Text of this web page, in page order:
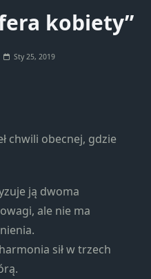
kobiety”
Sty 25, 2019
chwili obecnej, gdzie
ją dwoma
ale nie ma
sił w trzech
Konieczne